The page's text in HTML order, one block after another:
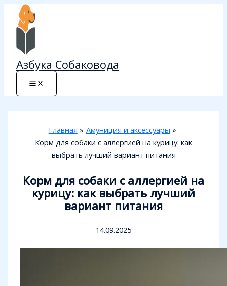
Перейти
содержимому
Азбука Собаковода
Главная
Амуниция и аксессуары
Корм для собаки с аллергией на курицу: как
выбрать лучший вариант питания
Корм для собаки с аллергией на
курицу: как выбрать лучший
вариант питания
14.09.2025